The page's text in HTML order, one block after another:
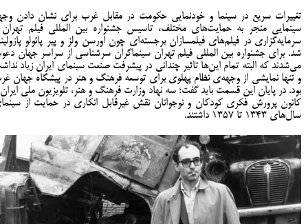
تغییرات سریع در سینما و خودنمایی حکومت در مقابل غرب برای نشان دادن
سینمایی منجر به حمایت‌های مختلف، تاسیس جشنواره بین المللی فیلم
سرمایه‌گزاری در فیلم‌های فیلمسازان برجسته‌ای چون اورسن ولز و پیر پائولو
شد. برای جشنواره بین المللی فیلم تهران سینماگران سرشناسی از سراسر جهان
می‌شدند که البته تمام این‌ها تاثیر چندانی در پیشرفت صنعت سینمای ایران زیاد
و تنها نمایشی از وجهه‌ی نظام پهلوی برای توسعه فرهنگ و هنر در پیشگاه جهان
بود. در پایان این قسمت باید گفت؛ سه نهاد وزارت فرهنگ و هنر، تلویزیون ملی
کانون پرورش فکری کودکان و نوجوانان نقش غیرقابل انکاری در حمایت از
سال­‌های 1343 تا 1357 داشتند.